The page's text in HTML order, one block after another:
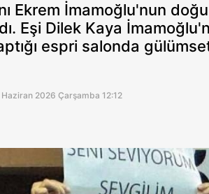
Ekrem İmamoğlu'nun
Eşi Dilek Kaya
espri salonda
2026 Çarşamba 12:12